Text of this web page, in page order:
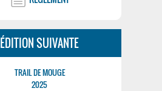
ÉDITION SUIVANTE
TRAIL DE MOUGE
2025